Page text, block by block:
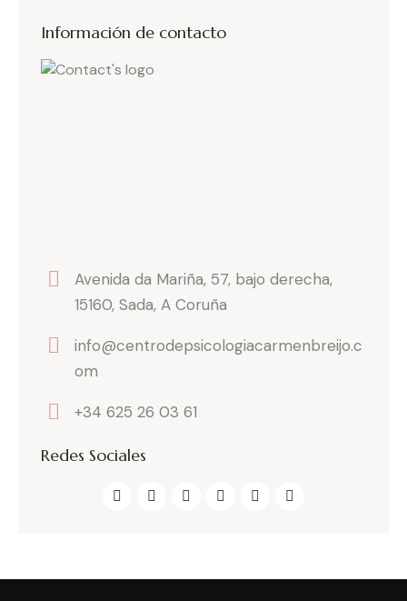
Información de contacto
Avenida da Mariña, 57, bajo derecha,
15160, Sada, A Coruña
info@centrodepsicologiacarmenbreijo.c
om
+34 625 26 03 61
Redes Sociales